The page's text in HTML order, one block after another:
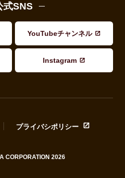
式SNS
YouTubeチャンネル
Instagram
プライバシポリシー
CORPORATION 2026